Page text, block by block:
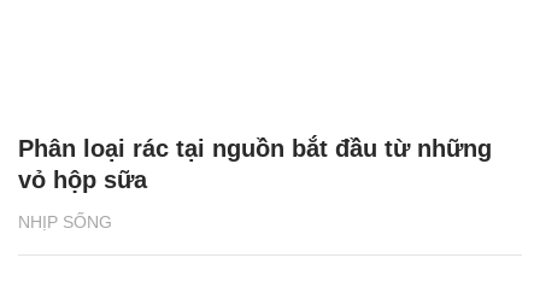
NHỊP SỐNG
Phân loại rác tại nguồn bắt đầu từ những
vỏ hộp sữa